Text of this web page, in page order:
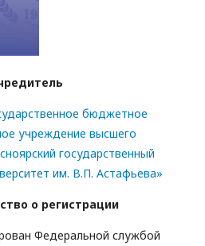
бюджетное
учреждение высшего
государственный
им. В.П. Астафьева»
о регистрации
Федеральной службой